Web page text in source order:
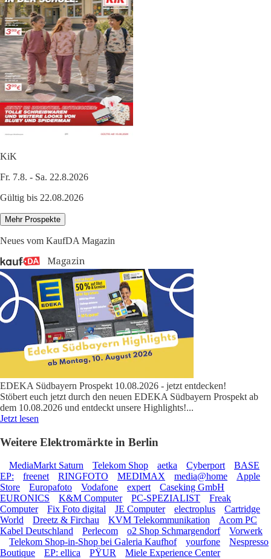
KiK
Fr. 7.8. - Sa. 22.8.2026
Gültig bis 22.08.2026
Mehr Prospekte
Neues vom KaufDA Magazin
EDEKA Südbayern Prospekt 10.08.2026 - jetzt entdecken!
Stöbert euch jetzt durch den neuen EDEKA Südbayern Prospekt ab
dem 10.08.2026 und entdeckt unsere Highlights!...
Jetzt lesen
Weitere Elektromärkte in Berlin
MediaMarkt Saturn Telekom Shop aetka Cyberport
BASE
EP:
freenet RINGFOTO MEDIMAX media@home
Apple
Store
Europafoto Vodafone expert
Caseking GmbH
EURONICS
K&M Computer PC-SPEZIALIST
Freak
Computer
Fix Foto digital JE Computer electroplus
Cartridge
World
Dreetz & Firchau KVM Telekommunikation
Acom PC
Kabel Deutschland
Perlecom o2 Shop Schmargendorf
Vorwerk
Telekom Shop-in-Shop bei Galeria Kaufhof
yourfone
Nespresso
Boutique
EP: ellica PŸUR Miele Experience Center